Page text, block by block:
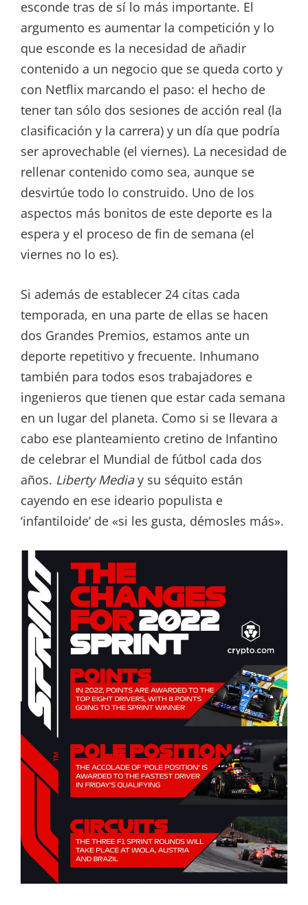
esconde tras de sí lo más importante. El
argumento es aumentar la competición y lo
que esconde es la necesidad de añadir
contenido a un negocio que se queda corto y
con Netflix marcando el paso: el hecho de
tener tan sólo dos sesiones de acción real (la
clasificación y la carrera) y un día que podría
ser aprovechable (el viernes). La necesidad de
rellenar contenido como sea, aunque se
desvirtúe todo lo construido. Uno de los
aspectos más bonitos de este deporte es la
espera y el proceso de fin de semana (el
viernes no lo es).
Si además de establecer 24 citas cada
temporada, en una parte de ellas se hacen
dos Grandes Premios, estamos ante un
deporte repetitivo y frecuente. Inhumano
también para todos esos trabajadores e
ingenieros que tienen que estar cada semana
en un lugar del planeta. Como si se llevara a
cabo ese planteamiento cretino de Infantino
de celebrar el Mundial de fútbol cada dos
años. Liberty Mediay su séquito están
cayendo en ese ideario populista e
‘infantiloide’ de «si les gusta, démosles más».